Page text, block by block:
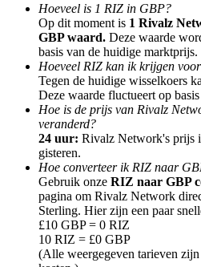
Tot 65% commissies!
Doorverwijzing
Nodig een vriend uit om
Deposit CASHCAT & Win
Hoeveel is 1 RIZ in GBP?
Op dit moment is 1 Rivalz
GBP waard. Deze waarde
basis van de huidige marktprijs.
Hoeveel RIZ kan ik krijgen
Tegen de huidige wisselkoers
Deze waarde fluctueert op
Hoe is de prijs van Rivalz
veranderd?
24 uur: Rivalz Network's prijs
gisteren.
Hoe converteer ik RIZ naar
Gebruik onze RIZ naar GBP
pagina om Rivalz Network
Sterling. Hier zijn een paar
£10 GBP = 0 RIZ
10 RIZ = £0 GBP
(Alle weergegeven tarieven